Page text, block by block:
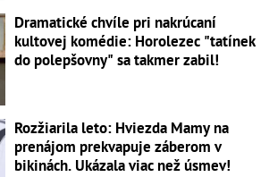
Dramatické chvíle pri nakrúcaní
kultovej komédie: Horolezec "tatínek
do polepšovny" sa takmer zabil!
Rozžiarila leto: Hviezda Mamy na
prenájom prekvapuje záberom v
bikinách. Ukázala viac než úsmev!